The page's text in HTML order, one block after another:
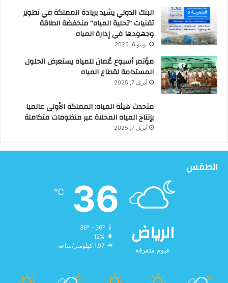
البنك الدولي يشيد بريادة المملكة في تطوير
تقنيات “تحلية المياه” منخفضة الطاقة
وجهودها في إدارة المياه
يونيو 6, 2025
مؤتمر أسبوع عُمان للمياه يستعرض الحلول
المستدامة لقطاع المياه
أبريل 7, 2025
متحدث هيئة المياه: المملكة الأولى عالميا
بإنتاج المياه المحلاة عبر منظومات متكاملة
أبريل 7, 2025
الطقس
الرياض
غيوم متفرقة
36
℃
36º - 36º
12%
1.97 كيلومتر/ساعة